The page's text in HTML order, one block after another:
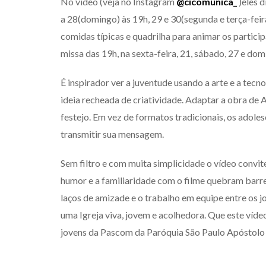
a 28(domingo) às 19h, 29 e 30(segunda e terça-
comidas típicas e quadrilha para animar os
missa das 19h, na sexta-feira, 21, sábado, 27 e
É inspirador ver a juventude usando a arte e a
ideia recheada de criatividade. Adaptar a obra de
festejo. Em vez de formatos tradicionais, os
transmitir sua mensagem.
Sem filtro e com muita simplicidade o vídeo
humor e a familiaridade com o filme quebram
laços de amizade e o trabalho em equipe entre os
uma Igreja viva, jovem e acolhedora. Que este
jovens da Pascom da Paróquia São Paulo